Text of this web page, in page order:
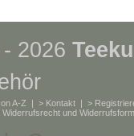
2026
A-Z | > Kontakt | >
Widerrufsrecht und